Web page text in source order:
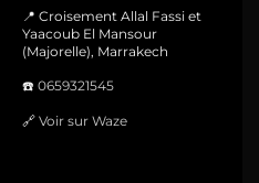
📍 Croisement Allal Fassi et
Yaacoub El Mansour
(Majorelle), Marrakech
☎️ 0659321545
🔗 Voir sur Waze